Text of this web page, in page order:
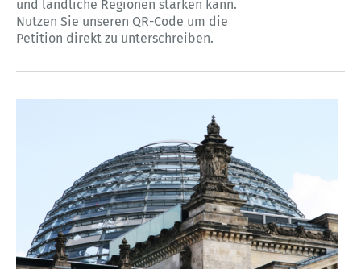
und ländliche Regionen stärken kann.
Nutzen Sie unseren QR-Code um die
Petition direkt zu unterschreiben.